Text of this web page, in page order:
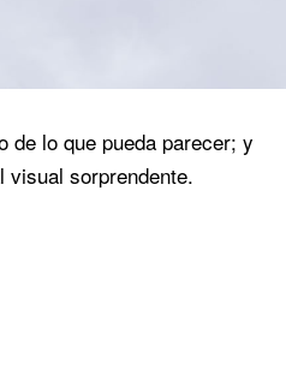
de lo que pueda parecer; y
visual sorprendente.